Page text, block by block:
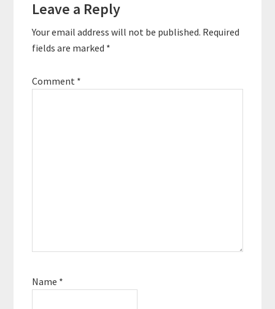
Leave a Reply
Your email address will not be published. Required
fields are marked *
Comment *
Name *